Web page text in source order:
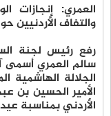
العمري: إنجازات
والتفاف الأردنيين
رفع رئيس لجنة
سالم العمري أسمى
الجلالة الهاشمية
الأمير الحسين بن
الأردني بمناسبة